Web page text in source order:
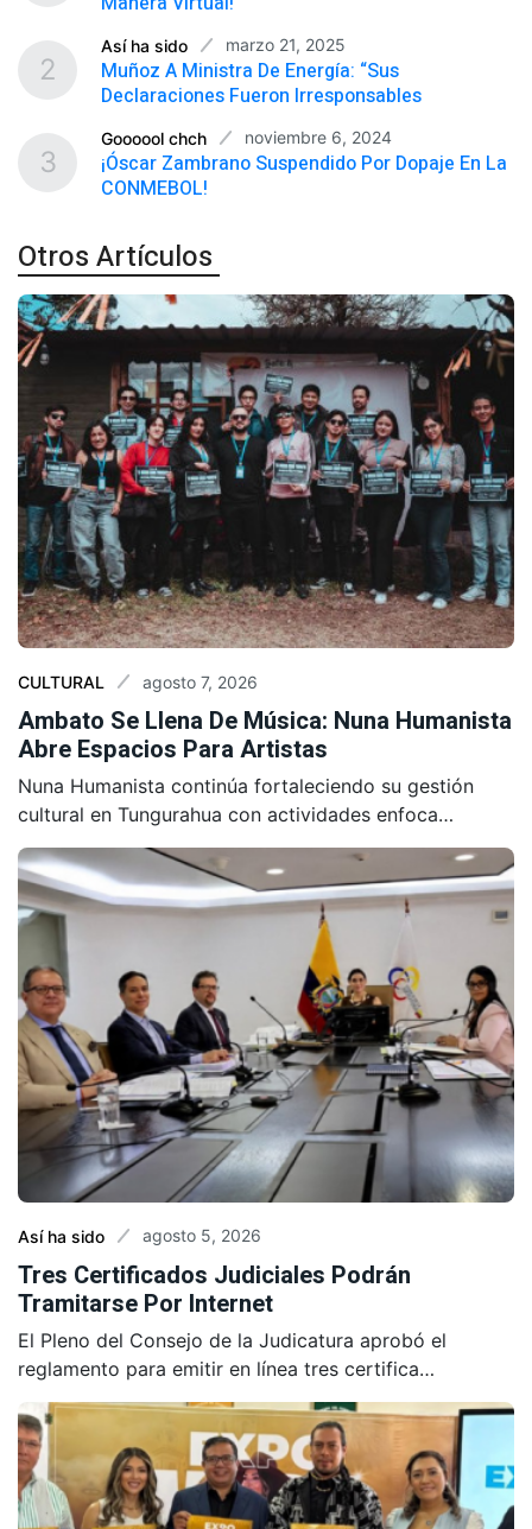
Así ha sido marzo 21, 2025
Muñoz A Ministra De Energía: “Sus
Declaraciones Fueron Irresponsables
2
Goooool chch noviembre 6, 2024
¡Óscar Zambrano Suspendido Por Dopaje En La
CONMEBOL!
3
Otros Artículos
CULTURAL agosto 7, 2026
Ambato Se Llena De Música: Nuna Humanista
Abre Espacios Para Artistas
Nuna Humanista continúa fortaleciendo su gestión
cultural en Tungurahua con actividades enfoca…
Así ha sido agosto 5, 2026
Tres Certificados Judiciales Podrán
Tramitarse Por Internet
El Pleno del Consejo de la Judicatura aprobó el
reglamento para emitir en línea tres certifica…